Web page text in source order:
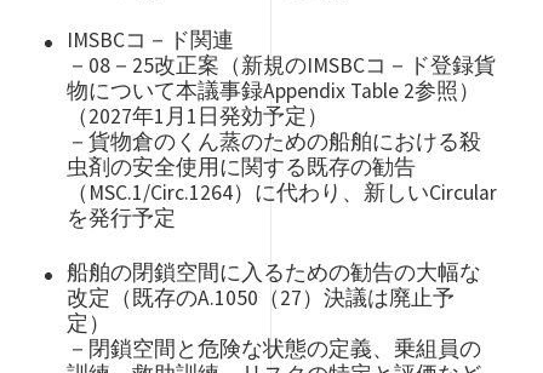
IMSBCコ－ド関連
－08－25改正案（新規のIMSBCコ－ド登録貨
物について本議事録Appendix Table 2参照）
（2027年1月1日発効予定）
－貨物倉のくん蒸のための船舶における殺
虫剤の安全使用に関する既存の勧告
（MSC.1/Circ.1264）に代わり、新しいCircular
を発行予定
船舶の閉鎖空間に入るための勧告の大幅な
改定（既存のA.1050（27）決議は廃止予
定）
－閉鎖空間と危険な状態の定義、乗組員の